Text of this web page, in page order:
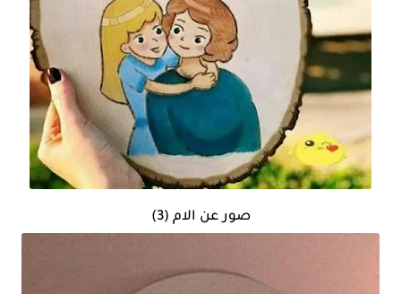
صور عن الام (3)